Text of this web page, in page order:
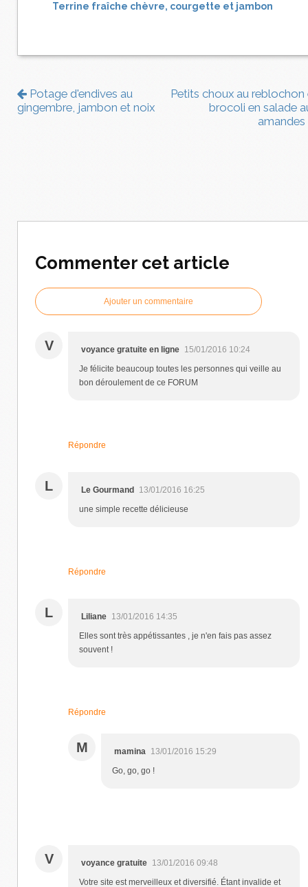
Terrine fraîche chèvre, courgette et jambon
Potage d'endives au
gingembre, jambon et noix
Petits choux au reblochon
brocoli en salade
amandes
Commenter cet article
Ajouter un commentaire
V voyance gratuite en ligne 15/01/2016 10:24
Je félicite beaucoup toutes les personnes qui veille au
bon déroulement de ce FORUM
Répondre
L Le Gourmand 13/01/2016 16:25
une simple recette délicieuse
Répondre
L Liliane 13/01/2016 14:35
Elles sont très appétissantes , je n'en fais pas assez
souvent !
Répondre
M mamina
13/01/2016 15:29
Go, go, go !
V voyance gratuite 13/01/2016 09:48
Votre site est merveilleux et diversifié. Étant invalide et